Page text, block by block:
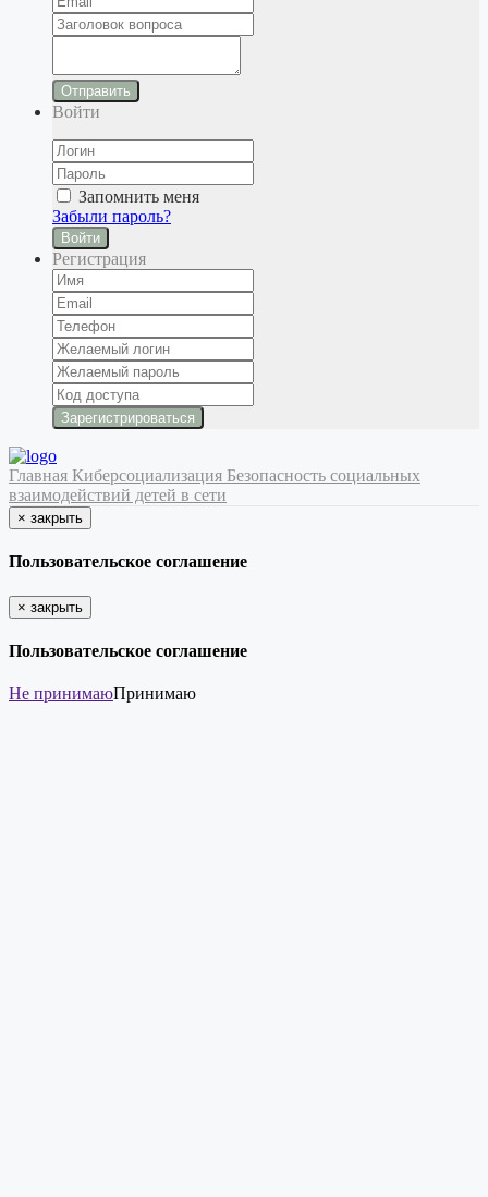
Отправить
Войти
Запомнить меня
Забыли пароль?
Войти
Регистрация
Главная Киберсоциализация Безопасность социальных
взаимодействий детей в сети
× закрыть
Пользовательское соглашение
× закрыть
Пользовательское соглашение
Не принимаюПринимаю